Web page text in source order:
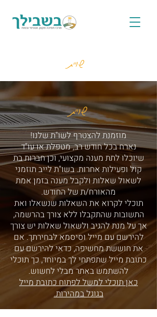
שו"ת
שו"ת
מוזמנת להצטרף לשו"ת שלנו!
נארח בכל חודש רב, מטפלת או עו"ד
שיוכלו לתת מענה מקצועי, וכן חברות בת
קול ופעילות אחרות. בשו"ת לייב תוזמני
לשאול שאלות ולקבל מענה בזמן אמת
מהאורח/ת של החודש.
תוכלי לקרוא את השאלות שנשאלו ואת
התשובות שהתקבלו ללא צורך בהרשמה,
אך על מנת להגיב ולשאול שאלות יש צורך
להירשם עם מייל וסיסמא לבחירתך. אם
את חוששת מחשיפה, כדאי להירשם עם
כתובת מייל שתפתחי לך במיוחד, כך תוכלי
להשתמש באתר מבלי לחשוש.
כאן תוכלי למשל לפתוח כתובת מייל
בגוגל במהירות.